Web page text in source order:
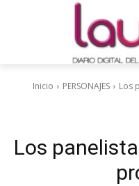
Inicio PERSONAJES
Los
Los